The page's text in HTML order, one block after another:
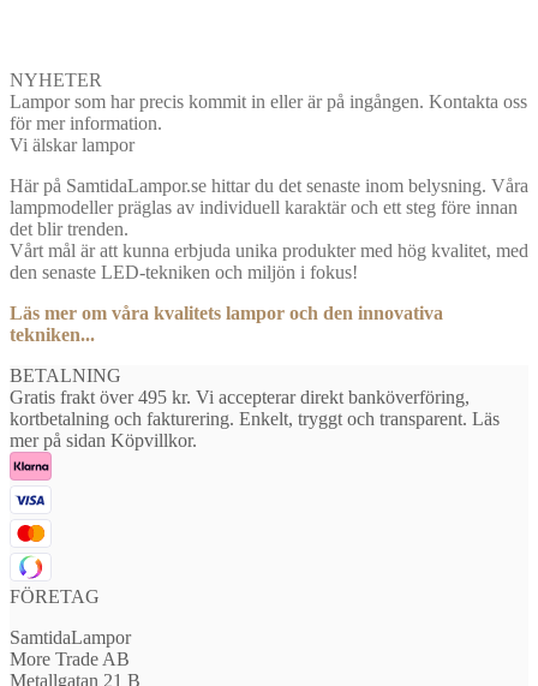
NYHETER
Lampor som har precis kommit in eller är på ingången. Kontakta oss
för mer information.
Vi älskar lampor
Här på SamtidaLampor.se hittar du det senaste inom belysning. Våra
lampmodeller präglas av individuell karaktär och ett steg före innan
det blir trenden.
Vårt mål är att kunna erbjuda unika produkter med hög kvalitet, med
den senaste LED-tekniken och miljön i fokus!
Läs mer om våra kvalitets lampor och den innovativa
tekniken...
BETALNING
Gratis frakt över 495 kr. Vi accepterar direkt banköverföring,
kortbetalning och fakturering. Enkelt, tryggt och transparent. Läs
mer på sidan Köpvillkor.
FÖRETAG
SamtidaLampor
More Trade AB
Metallgatan 21 B